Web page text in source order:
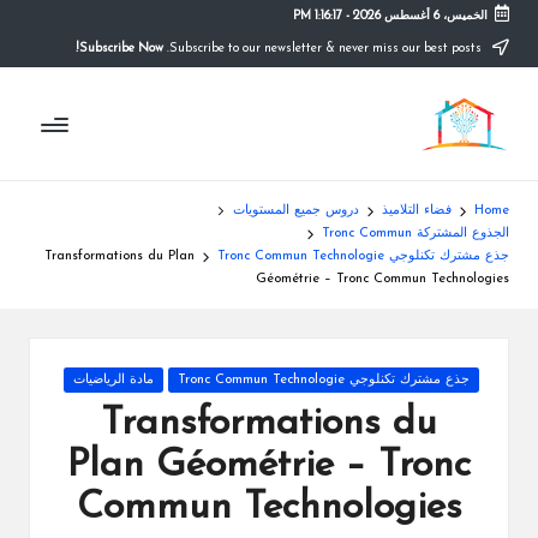
content
الخميس، 6 أغسطس 2026 -
1:16:17 PM
Subscribe Now!
م
و
ق
ع
ال
التعليم
الصريح
Home فضاء التلاميذ
دروس جميع المستويات
الجذوع المشتركة Tronc Commun
جذع مشترك تكنلوجي Tronc Commun Technologie
Transformations du Plan
Géométrie – Tronc Commun Technologies
Posted
جذع مشترك تكنلوجي Tronc Commun Technologie مادة الرياضيات
Transformations du
Plan Géométrie – Tronc
Commun Technologies